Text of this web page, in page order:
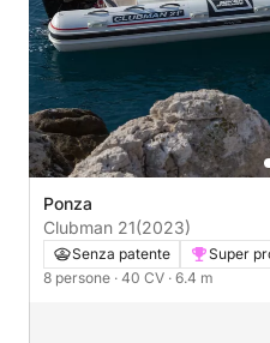
Ponza
Clubman 21(2023)
Senza patente
Super
8 persone · 40 CV · 6.4 m